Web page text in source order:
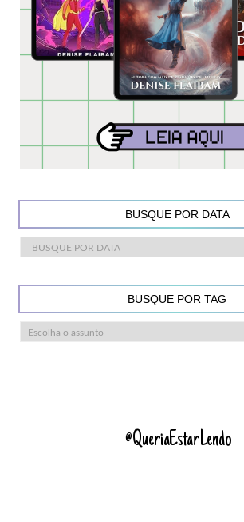
BUSQUE POR DATA
BUSQUE POR TAG
@QueriaEstarLendo